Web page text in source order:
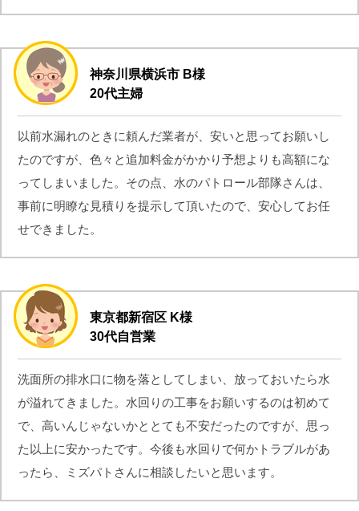
神奈川県横浜市 B様
20代主婦
以前水漏れのときに頼んだ業者が、安いと思ってお願いし
たのですが、色々と追加料金がかかり予想よりも高額にな
ってしまいました。その点、水のパトロール部隊さんは、
事前に明瞭な見積りを提示して頂いたので、安心してお任
せできました。
東京都新宿区 K様
30代自営業
洗面所の排水口に物を落としてしまい、放っておいたら水
が溢れてきました。水回りの工事をお願いするのは初めて
で、高いんじゃないかととても不安だったのですが、思っ
た以上に安かったです。今後も水回りで何かトラブルがあ
ったら、ミズパトさんに相談したいと思います。